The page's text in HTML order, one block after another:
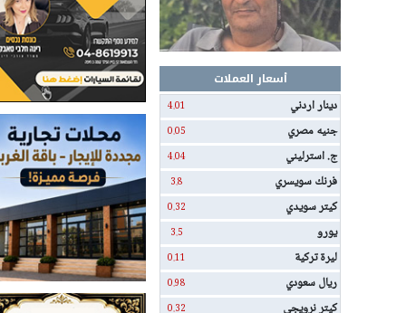
أسعار العملات
دينار اردني
4.01
جنيه مصري 0.05
ج. استرليني 4.04
فرنك سويسري 3.8
كيتر سويدي 0.32
يورو 3.5
ليرة تركية 0.11
ريال سعودي 0.98
كيتر نرويجي 0.32